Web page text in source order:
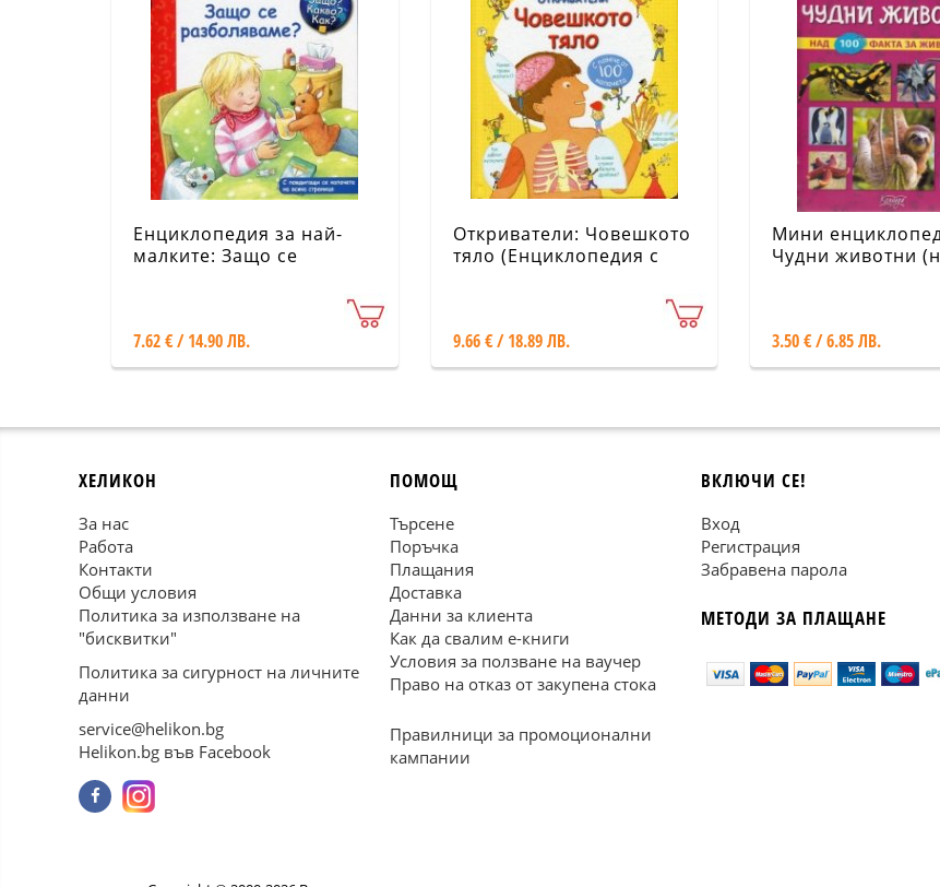
Енциклопедия за най-
малките: Защо се
7.62 € / 14.90 ЛВ.
Откриватели: Човешкото
тяло (Енциклопедия с
9.66 € / 18.89 ЛВ.
Мини
Чудни животни
3.50 € / 6.85 ЛВ.
ХЕЛИКОН
За нас
Работа
Контакти
Общи условия
Политика за използване на
"бисквитки"
Политика за сигурност на личните
данни
service@helikon.bg
Helikon.bg във Facebook
ПОМОЩ
Търсене
Поръчка
Плащания
Доставка
Данни за клиента
Как да свалим е-книги
Условия за ползване на ваучер
Право на отказ от закупена стока
Правилници за промоционални
кампании
ВКЛЮЧИ СЕ!
Вход
Регистрация
Забравена парола
МЕТОДИ ЗА ПЛАЩАНЕ